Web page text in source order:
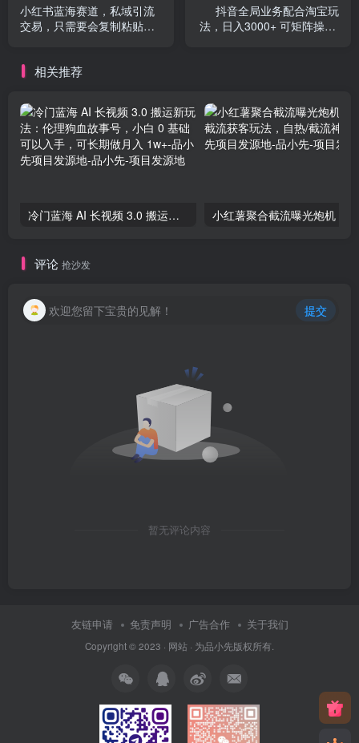
小红书蓝海赛道，私域引流
交易，只需要会复制粘贴，
抖音全局业务配合淘宝玩
法，日入3000+ 可矩阵操作
相关推荐
冷门蓝海 AI 长视频 3.0 搬运新玩法：伦理狗血故事号，小白 0 基础可以入手，可长期做月入 1w+-品小先项目发源地
评论 抢沙发
欢迎您留下宝贵的见解！ 提交
暂无评论内容
友链申请 免责声明 广告合作 关于我们
Copyright © 2023 · 网站 · 为品小先版权所有.